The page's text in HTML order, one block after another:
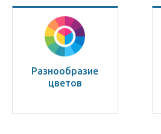
Разнообразие
цветов